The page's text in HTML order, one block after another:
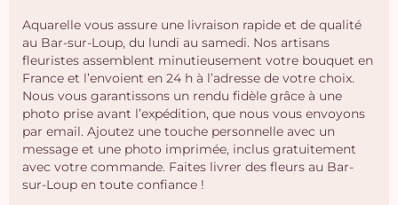
Aquarelle vous assure une livraison rapide et de qualité
au Bar-sur-Loup, du lundi au samedi. Nos artisans
fleuristes assemblent minutieusement votre bouquet en
France et l’envoient en 24 h à l’adresse de votre choix.
Nous vous garantissons un rendu fidèle grâce à une
photo prise avant l’expédition, que nous vous envoyons
par email. Ajoutez une touche personnelle avec un
message et une photo imprimée, inclus gratuitement
avec votre commande. Faites livrer des fleurs au Bar-
sur-Loup en toute confiance !